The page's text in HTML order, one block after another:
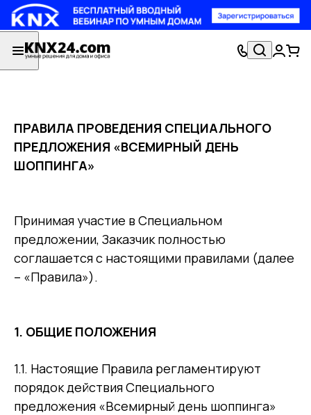
ПРАВИЛА ПРОВЕДЕНИЯ СПЕЦИАЛЬНОГО
ПРЕДЛОЖЕНИЯ «ВСЕМИРНЫЙ ДЕНЬ
ШОППИНГА»
Принимая участие в Специальном
предложении, Заказчик полностью
соглашается с настоящими правилами (далее
– «Правила»).
1. ОБЩИЕ ПОЛОЖЕНИЯ
1.1. Настоящие Правила регламентируют
порядок действия Специального
предложения «Всемирный день шоппинга»